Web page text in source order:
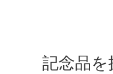
記念品を